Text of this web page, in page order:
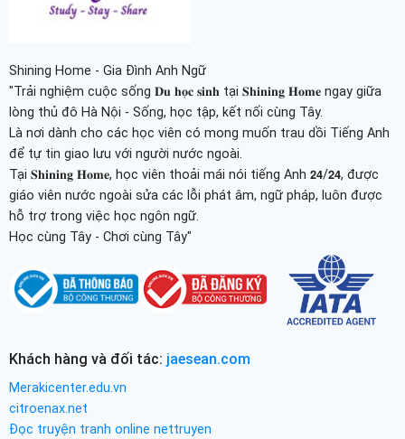
Shining Home - Gia Đình Anh Ngữ
"Trải nghiệm cuộc sống 𝐃𝐮 𝐡𝐨̣𝐜 𝐬𝐢𝐧𝐡 tại 𝐒𝐡𝐢𝐧𝐢𝐧𝐠 𝐇𝐨𝐦𝐞 ngay giữa
lòng thủ đô Hà Nội - Sống, học tập, kết nối cùng Tây.
Là nơi dành cho các học viên có mong muốn trau dồi Tiếng Anh
để tự tin giao lưu với người nước ngoài.
Tại 𝐒𝐡𝐢𝐧𝐢𝐧𝐠 𝐇𝐨𝐦𝐞, học viên thoải mái nói tiếng Anh 𝟮𝟰/𝟮𝟰, được
giáo viên nước ngoài sửa các lỗi phát âm, ngữ pháp, luôn được
hỗ trợ trong việc học ngôn ngữ.
Học cùng Tây - Chơi cùng Tây"
Khách hàng và đối tác: jaesean.com
Merakicenter.edu.vn
citroenax.net
Đọc truyện tranh online nettruyen